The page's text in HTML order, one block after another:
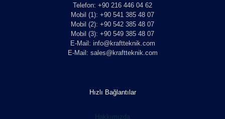
Telefon: +90 216 446 04 62
Mobil (1): +90 541 385 48 07
Mobil (2): +90 542 385 48 07
Mobil (3): +90 549 385 48 07
E-Mail: info@kraftteknik.com
E-Mail: sales@kraftteknik.com
Hızlı Bağlantılar
Hakkımızda